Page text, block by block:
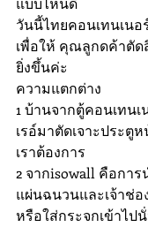
วันนี้ไทยคอนเทนเน
เพื่อให้ คุณลูกดค้าตัด
ยิ่งขึ้นค่ะ
ความแตกต่าง
1 บ้านจากตู้คอนเทน
เรอ์มาตัดเจาะประตู
เราต้องการ
2 จากisowall คือกา
แผ่นฉนวนและเจ้าช่
หรือใส่กระจกเข้าไปนั่